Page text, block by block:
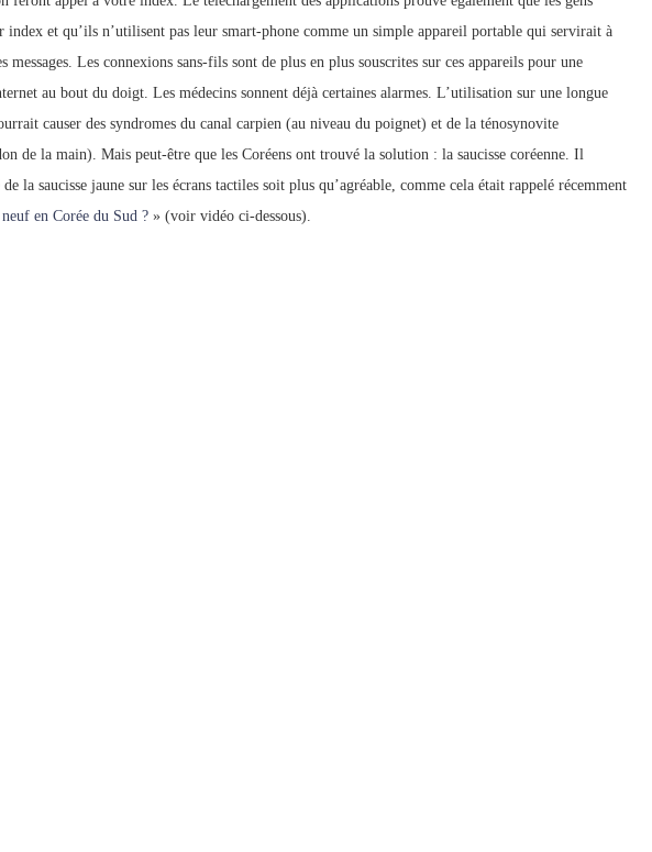
index et qu’ils n’utilisent pas leur smart-phone comme un simple appareil portable qui servirait à
messages. Les connexions sans-fils sont de plus en plus souscrites sur ces appareils pour une
au bout du doigt. Les médecins sonnent déjà certaines alarmes. L’utilisation sur une longue
causer des syndromes du canal carpien (au niveau du poignet) et de la ténosynovite
de la main). Mais peut-être que les Coréens ont trouvé la solution : la saucisse coréenne. Il
la saucisse jaune sur les écrans tactiles soit plus qu’agréable, comme cela était rappelé récemment
en Corée du Sud ? » (voir vidéo ci-dessous).